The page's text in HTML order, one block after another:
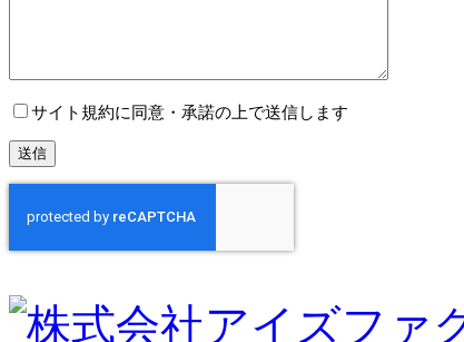
サイト規約に同意・承諾の上で送信します